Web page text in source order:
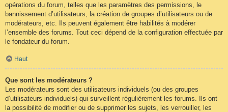
opérations du forum, telles que les paramètres des permissions, le
bannissement d’utilisateurs, la création de groupes d’utilisateurs ou de
modérateurs, etc. Ils peuvent également être habilités à modérer
l’ensemble des forums. Tout ceci dépend de la configuration effectuée par
le fondateur du forum.
Haut
Que sont les modérateurs ?
Les modérateurs sont des utilisateurs individuels (ou des groupes
d’utilisateurs individuels) qui surveillent régulièrement les forums. Ils ont
la possibilité de modifier ou de supprimer les sujets, les verrouiller, les